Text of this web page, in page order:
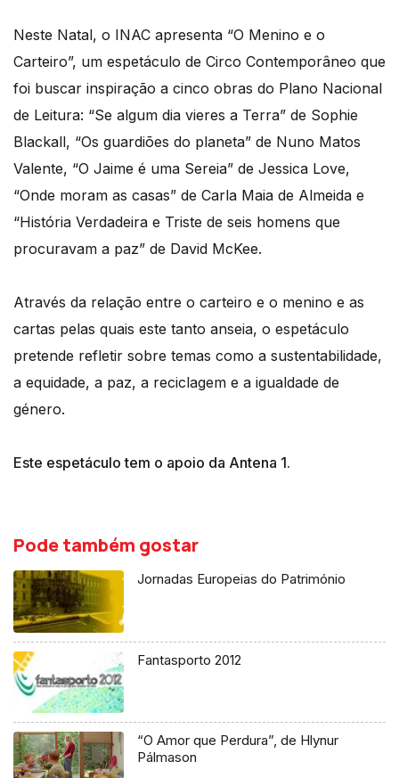
Neste Natal, o INAC apresenta “O Menino e o
Carteiro”, um espetáculo de Circo Contemporâneo que
foi buscar inspiração a cinco obras do Plano Nacional
de Leitura: “Se algum dia vieres a Terra” de Sophie
Blackall, “Os guardiões do planeta” de Nuno Matos
Valente, “O Jaime é uma Sereia” de Jessica Love,
“Onde moram as casas” de Carla Maia de Almeida e
“História Verdadeira e Triste de seis homens que
procuravam a paz” de David McKee.
Através da relação entre o carteiro e o menino e as
cartas pelas quais este tanto anseia, o espetáculo
pretende refletir sobre temas como a sustentabilidade,
a equidade, a paz, a reciclagem e a igualdade de
género.
Este espetáculo tem o apoio da Antena 1.
Pode também gostar
Jornadas Europeias do Património
Fantasporto 2012
“O Amor que Perdura”, de Hlynur
Pálmason